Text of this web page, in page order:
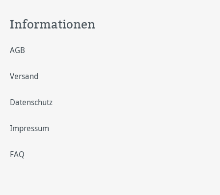
Informationen
AGB
Versand
Datenschutz
Impressum
FAQ